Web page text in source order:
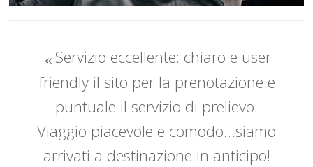
Servizio eccellente: chiaro e user
friendly il sito per la prenotazione e
puntuale il servizio di prelievo.
Viaggio piacevole e comodo…siamo
arrivati a destinazione in anticipo!